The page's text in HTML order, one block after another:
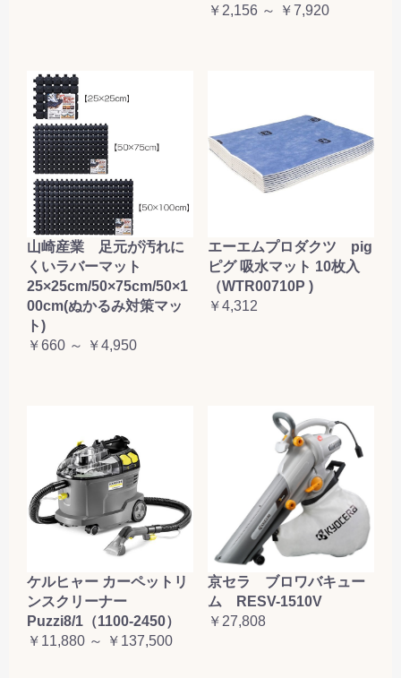
￥2,156 ～ ￥7,920
山崎産業 足元が汚れに
くいラバーマット
25×25cm/50×75cm/50×1
00cm(ぬかるみ対策マッ
ト)
￥660 ～ ￥4,950
エーエムプロダクツ pig
ピグ 吸水マット 10枚入
（WTR00710P )
￥4,312
ケルヒャー カーペットリ
ンスクリーナー
Puzzi8/1（1100-2450）
￥11,880 ～ ￥137,500
京セラ ブロワバキュー
ム RESV-1510V
￥27,808